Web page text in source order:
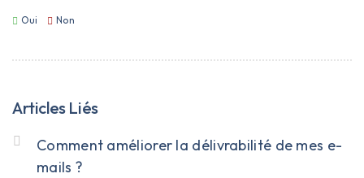
Oui Non
Articles Liés
Comment améliorer la délivrabilité de mes e-
mails ?